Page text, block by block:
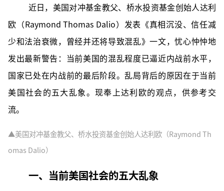
近日， 美国对冲基金教父、桥水投资基金创始人达利
欧（Raymond Thomas Dalio）发表《真相沉没、信任减
少和法治衰微，曾经并还将导致混乱》一文，忧心忡忡地
发出最新警告：当前美国的混乱程度已逼近内战前水平，
国家已处在内战前的最后阶段。乱局背后的原因在于当前
美国社会的五大乱象。现奉上达利欧的观点，供参考交
流。
▲美国对冲基金教父、桥水投资基金创始人达利欧（Raymond Th
omas Dalio）
一、当前美国社会的五大乱象